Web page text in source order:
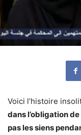
Voici l’histoire
dans l’obligation
pas les siens